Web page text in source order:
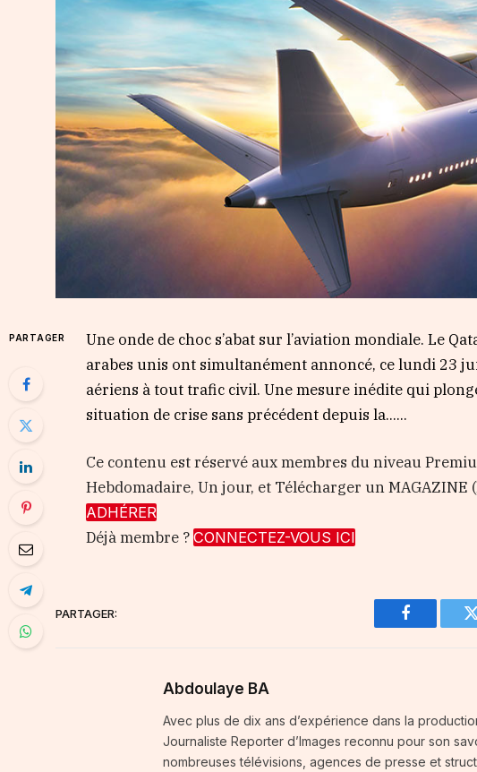
PARTAGER
Une onde de choc s’abat sur l’aviation mondiale. Le
arabes unis ont simultanément annoncé, ce lundi 23
aériens à tout trafic civil. Une mesure inédite qui
situation de crise sans précédent depuis la…...
Ce contenu est réservé aux membres du niveau
Hebdomadaire, Un jour, et Télécharger un MAGAZINE
ADHÉRER
Déjà membre ?CONNECTEZ-VOUS ICI
PARTAGER:
Facebook
Abdoulaye BA
Avec plus de dix ans d’expérience dans la
Journaliste Reporter d’Images reconnu pour son
nombreuses télévisions, agences de presse et